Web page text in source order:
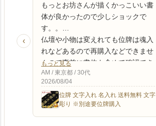
もっとお坊さんが描くかっこいい書
体が良かったので少しショックで
す。。
仏壇や小物は変えれても位牌は魂入
れなどあるので再購入などできませ
んので事前に書体も含めて確認でき
たら良いと思います。
ただ対応の早さ、返信の早さがあっ
たので★一つマイナスだけにしまし
た。
もっと見る
AM / 東京都 / 30代
2026/08/04
位牌 文字入れ 名入れ 送料無料 文字
彫り ※別途要位牌購入
‹